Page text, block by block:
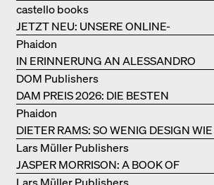
JETZT NEU: UNSERE ONLINE-
BUCHHANDLUNG
castello books
IN ERINNERUNG AN ALESSANDRO
MENDINI
Phaidon
DAM PREIS 2026: DIE BESTEN
BAUTEN IN/AUS DEUTSCHLAND
DOM Publishers
DIETER RAMS: SO WENIG DESIGN WIE
MÖGLICH
Phaidon
JASPER MORRISON: A BOOK OF
THINGS
Lars Müller Publishers